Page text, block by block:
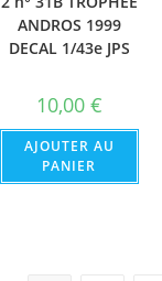
ANDROS 1999
DECAL 1/43e JPS
10,00 €
AJOUTER AU
PANIER